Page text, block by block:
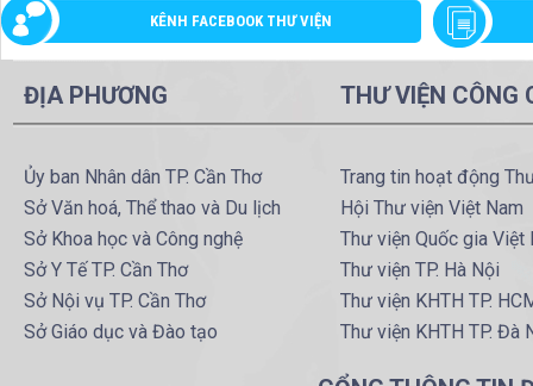
KÊNH FACEBOOK THƯ VIỆN
ĐỊA PHƯƠNG
Ủy ban Nhân dân TP. Cần Thơ
Sở Văn hoá, Thể thao và Du lịch
Sở Khoa học và Công nghệ
Sở Y Tế TP. Cần Thơ
Sở Nội vụ TP. Cần Thơ
Sở Giáo dục và Đào tạo
THƯ VIỆN CÔNG
Trang tin hoạt động
Hội Thư viện Việt Nam
Thư viện Quốc gia Việt
Thư viện TP. Hà Nội
Thư viện KHTH TP.
Thư viện KHTH TP. Đà